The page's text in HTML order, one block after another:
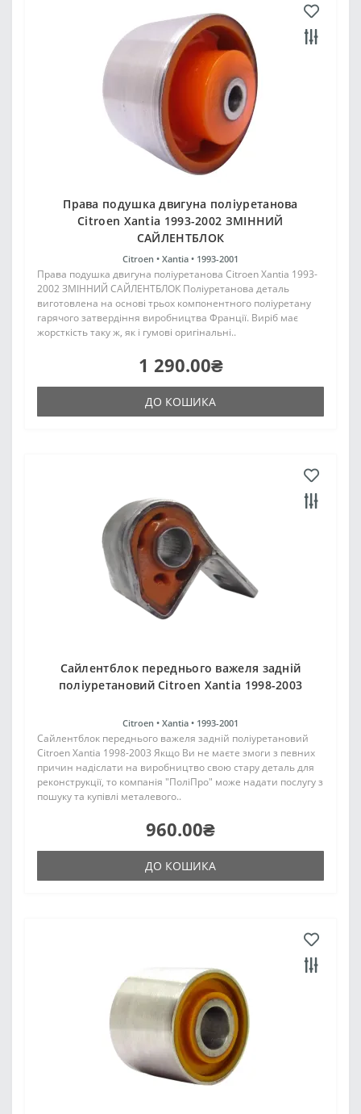
Права подушка двигуна поліуретанова
Citroen Xantia 1993-2002 ЗМІННИЙ
САЙЛЕНТБЛОК
Citroen • Xantia • 1993-2001
Права подушка двигуна поліуретанова Citroen Xantia 1993-
2002 ЗМІННИЙ САЙЛЕНТБЛОК Поліуретанова деталь
виготовлена на основі трьох компонентного поліуретану
гарячого затвердіння виробництва Франції. Виріб має
жорсткість таку ж, як і гумові оригінальні..
1 290.00₴
ДО КОШИКА
Сайлентблок переднього важеля задній
поліуретановий Citroen Xantia 1998-2003
Citroen • Xantia • 1993-2001
Сайлентблок переднього важеля задній поліуретановий
Citroen Xantia 1998-2003 Якщо Ви не маєте змоги з певних
причин надіслати на виробництво свою стару деталь для
реконструкції, то компанія "ПоліПро" може надати послугу з
пошуку та купівлі металевого..
960.00₴
ДО КОШИКА